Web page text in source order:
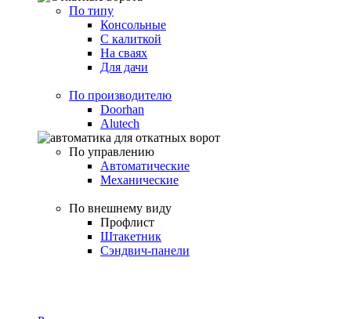
По типу
Консольные
С калиткой
На сваях
Для дачи
По производителю
Doorhan
Alutech
По управлению
Автоматические
Механические
По внешнему виду
Профлист
Штакетник
Сэндвич-панели